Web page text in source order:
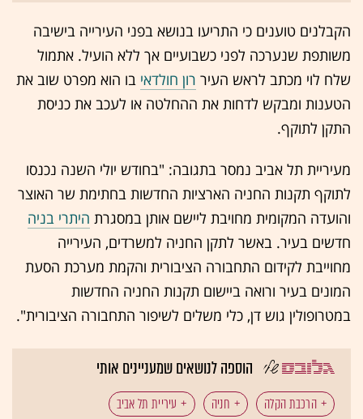
הקבלנים טוענים כי התריעו בנושא בפני העירייה בישיבה
משותפת שנערכה לפני כשבועיים אך ללא הועיל. אתמול
שלח לוי מכתב לראש העיר רון חולדאי בו הוא מפרט שוב את
הטענות ומבקש לדחות את ההחלטה או לעכב את כניסת
התקן לתוקף.
מעיריית תל אביב נמסר בתגובה: "בחודש יולי השנה נכנסו
לתוקף תקנות החניה הארציות החדשות בחתימת שר האוצר
והועדה המקומית מחויבת ליישם אותן במסגרת היתרי בניה
חדשים בעיר. באשר לתקן החניה למשרדים, העירייה
מחוייבת לקידום התחבורה הציבורית והקמת מערכת הסעת
המונים בעיר ורואה ביישום תקנות החניה החדשות
במטרופולין גוש דן, כלי משלים לשיפור התחבורה הציבורית".
הוספה לנושאים שמעניינים אותי
הרכבת הקלה חניה עיריית תל אביב